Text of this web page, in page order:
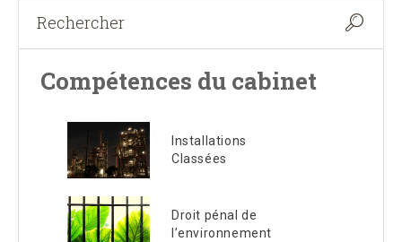
Compétences du cabinet
Installations
Classées
Droit pénal de
l’environnement